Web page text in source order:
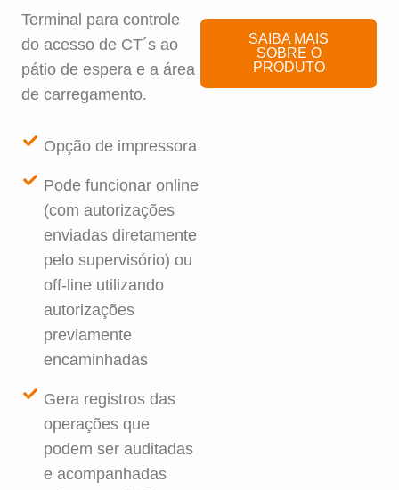
Terminal para controle
do acesso de CT´s ao
pátio de espera e a área
de carregamento.
Opção de impressora
Pode funcionar online
(com autorizações
enviadas diretamente
pelo supervisório) ou
off-line utilizando
autorizações
previamente
encaminhadas
Gera registros das
operações que
podem ser auditadas
e acompanhadas
SAIBA MAIS
SOBRE O
PRODUTO